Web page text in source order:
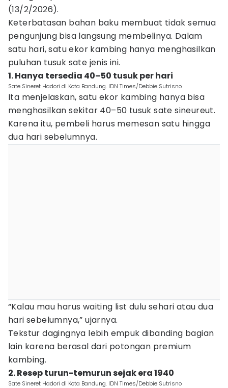
(13/2/2026).
Keterbatasan bahan baku membuat tidak semua
pengunjung bisa langsung membelinya. Dalam
satu hari, satu ekor kambing hanya menghasilkan
puluhan tusuk sate jenis ini.
1. Hanya tersedia 40–50 tusuk per hari
Sate Sineret Hadori di Kota Bandung. IDN Times/Debbie Sutrisno
Ita menjelaskan, satu ekor kambing hanya bisa
menghasilkan sekitar 40–50 tusuk sate sineureut.
Karena itu, pembeli harus memesan satu hingga
dua hari sebelumnya.
“Kalau mau harus waiting list dulu sehari atau dua
hari sebelumnya,” ujarnya.
Tekstur dagingnya lebih empuk dibanding bagian
lain karena berasal dari potongan premium
kambing.
2. Resep turun-temurun sejak era 1940
Sate Sineret Hadori di Kota Bandung. IDN Times/Debbie Sutrisno